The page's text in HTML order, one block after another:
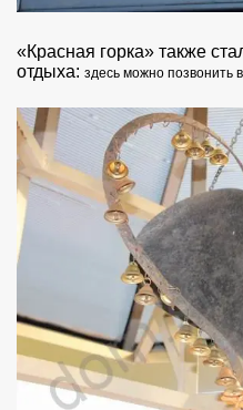
«Красная горка» также
отдыха: здесь можно позвонить